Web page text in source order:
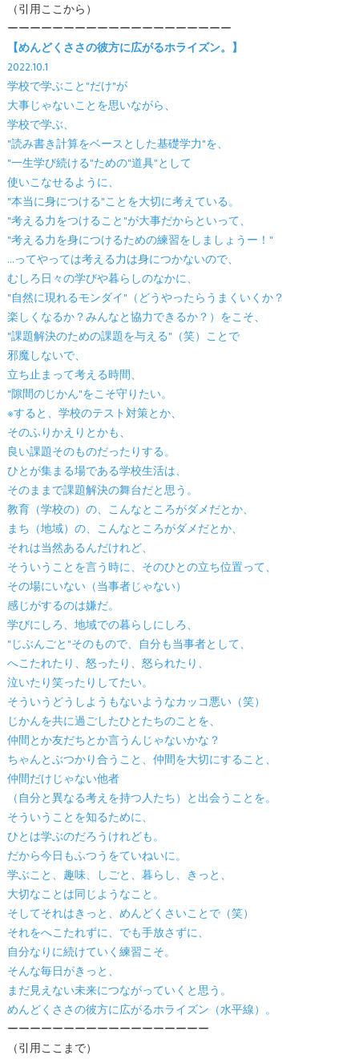
（引用ここから）
ーーーーーーーーーーーーーーーーーーーー
【めんどくささの彼方に広がるホライズン。】
2022.10.1
学校で学ぶこと"だけ"が
大事じゃないことを思いながら、
学校で学ぶ、
"読み書き計算をベースとした基礎学力"を、
"一生学び続ける"ための"道具"として
使いこなせるように、
"本当に身につける"ことを大切に考えている。
"考える力をつけること"が大事だからといって、
"考える力を身につけるための練習をしましょうー！"
…ってやっては考える力は身につかないので、
むしろ日々の学びや暮らしのなかに、
"自然に現れるモンダイ"（どうやったらうまくいくか？
楽しくなるか？みんなと協力できるか？）をこそ、
"課題解決のための課題を与える"（笑）ことで
邪魔しないで、
立ち止まって考える時間、
"隙間のじかん"をこそ守りたい。
※すると、学校のテスト対策とか、
そのふりかえりとかも、
良い課題そのものだったりする。
ひとが集まる場である学校生活は、
そのままで課題解決の舞台だと思う。
教育（学校の）の、こんなところがダメだとか、
まち（地域）の、こんなところがダメだとか、
それは当然あるんだけれど、
そういうことを言う時に、そのひとの立ち位置って、
その場にいない（当事者じゃない）
感じがするのは嫌だ。
学びにしろ、地域での暮らしにしろ、
"じぶんごと"そのもので、自分も当事者として、
へこたれたり、怒ったり、怒られたり、
泣いたり笑ったりしてたい。
そういうどうしようもないようなカッコ悪い（笑）
じかんを共に過ごしたひとたちのことを、
仲間とか友だちとか言うんじゃないかな？
ちゃんとぶつかり合うこと、仲間を大切にすること、
仲間だけじゃない他者
（自分と異なる考えを持つ人たち）と出会うことを。
そういうことを知るために、
ひとは学ぶのだろうけれども。
だから今日もふつうをていねいに。
学ぶこと、趣味、しごと、暮らし、きっと、
大切なことは同じようなこと。
そしてそれはきっと、めんどくさいことで（笑）
それをへこたれずに、でも手放さずに、
自分なりに続けていく練習こそ。
そんな毎日がきっと、
まだ見えない未来につながっていくと思う。
めんどくささの彼方に広がるホライズン（水平線）。
ーーーーーーーーーーーーーーーーーー
（引用ここまで）